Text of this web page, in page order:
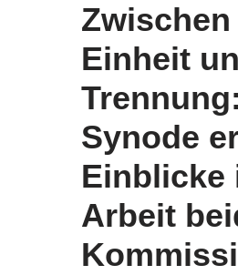
Zwischen
Einheit
Trennung:
Synode
Einblicke
Arbeit